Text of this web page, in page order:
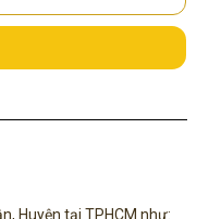
Huyện tại TPHCM như: